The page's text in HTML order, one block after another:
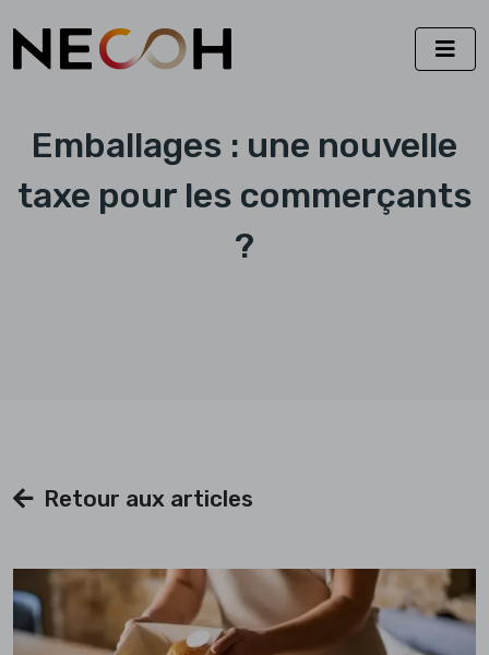
Emballages : une nouvelle
taxe pour les commerçants
?
Retour aux articles